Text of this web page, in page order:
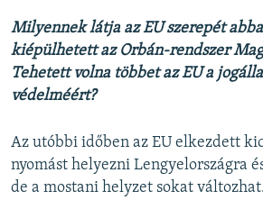
Milyennek látja az EU szerepét
kiépülhetett az Orbán-rendszer
Tehetett volna többet az EU a
védelméért?
Az utóbbi időben az EU elkezdett
nyomást helyezni Lengyelországra
de a mostani helyzet sokat